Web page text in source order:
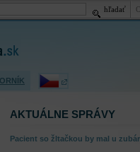
AKTUÁLNE SPRÁVY
Pacient so žltačkou by mal u
hľadať